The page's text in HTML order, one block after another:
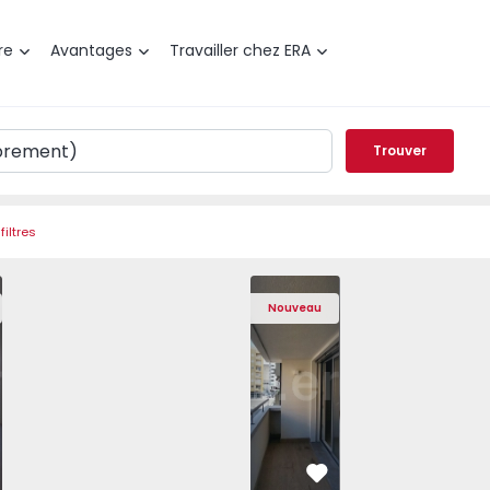
Avantages Travailler chez ERA
Trouver
Av. Boavista - 1575472 - 10
T3 Porto, Av. Boavista - 1575472 - 5
Appartement T3 Porto, Av. Boavista - 1575472 - 1
Appartement T3 Porto, Av. Boavista - 1575472 - 6
Appartement T3 Porto, Av. Boavista -
Appartement T3 Porto,
Appartement
Nouveau
Appartement T2 Porto, Av. Boavista -
Appartement T2 Porto, Av.
Appartement T2
Préféré